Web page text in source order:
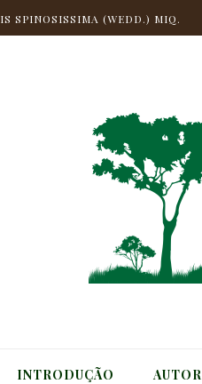
HILARIANA PLANCH.
ATLANTICA ZAMENGO
OBDUCTA VELL.
BELLA CAMBESS.
HUAIMI MART.
TRIFLORA (KLOTZSCH) MIQ.
INTRODUÇÃO AUTOR